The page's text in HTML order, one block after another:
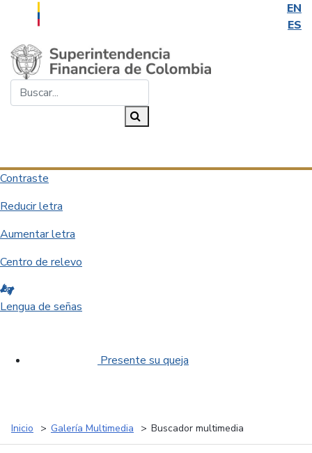
EN
ES
Saltar al contenido principal
Contraste
Reducir letra
Aumentar letra
Centro de relevo
Lengua de señas
Presente su queja
Inicio Galería Multimedia Buscador multimedia